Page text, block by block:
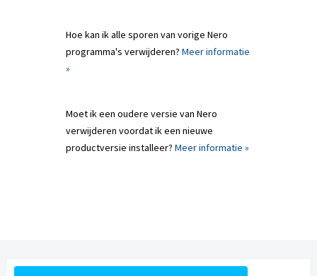
Hoe kan ik alle sporen van vorige Nero
programma's verwijderen? Meer informatie
»
Moet ik een oudere versie van Nero
verwijderen voordat ik een nieuwe
productversie installeer? Meer informatie »